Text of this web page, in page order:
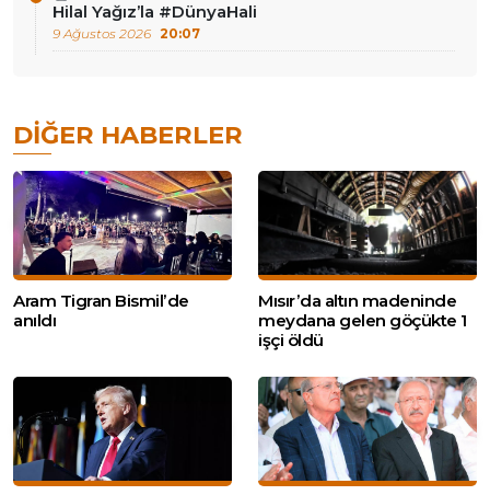
Hilal Yağız’la #DünyaHali
9 Ağustos 2026 20:07
DIĞER HABERLER
Aram Tigran Bismil’de
anıldı
Mısır’da altın madeninde
meydana gelen göçükte 1
işçi öldü